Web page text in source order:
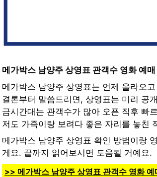
메가박스 남양주 상영표 관객수 영화 예
메가박스 남양주 상영표는 언제 올라오
결론부터 말씀드리면, 상영표는 미리 공
금시간대는 관객수가 많아 오픈 직후 빠
저도 가족이랑 보려다 좋은 자리를 놓친
메가박스 남양주 상영표 확인 방법이랑
게요. 끝까지 읽어보시면 도움될 거예요.
>> 메가박스 남양주 상영표 관객수 영화